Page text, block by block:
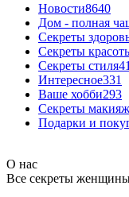
Новости8640
Дом - полная
Cекреты
Секреты
Секреты стиля
Интересное331
Ваше хобби293
Секреты
Подарки и
О нас
Все секреты